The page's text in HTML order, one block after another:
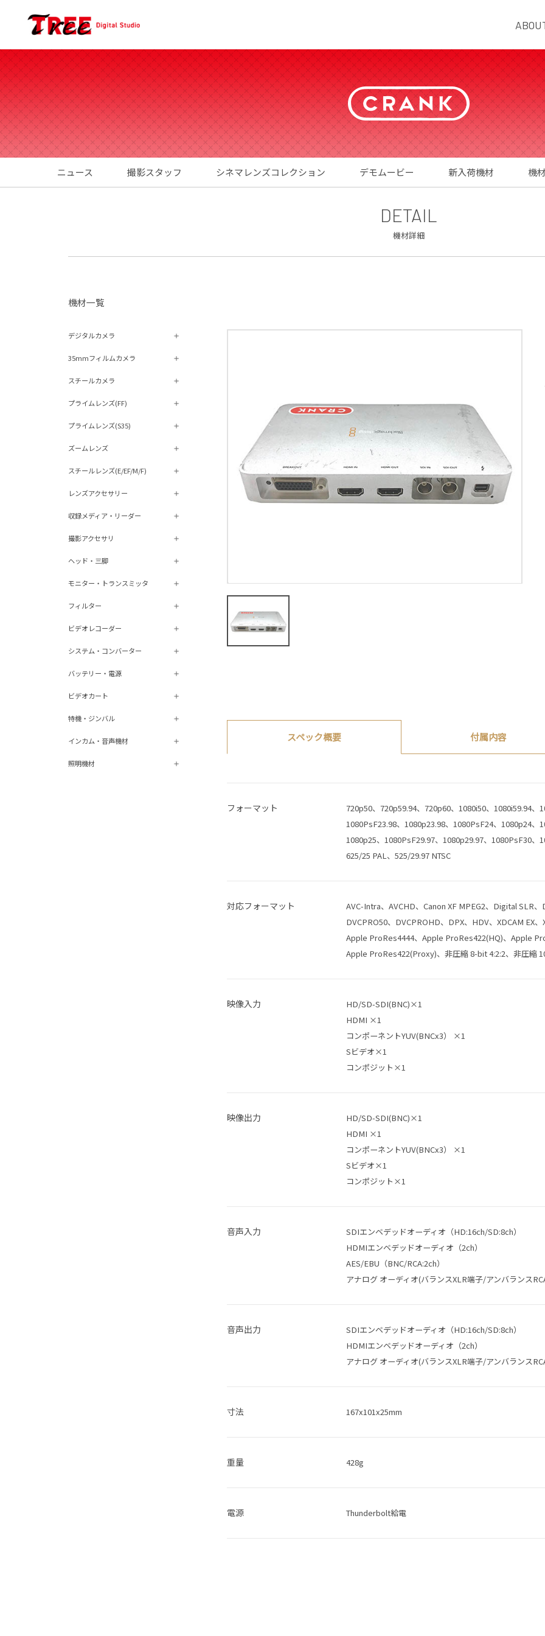
ニュース 撮影スタッフ シネマレンズコレクション デモムービー 新入荷機材 機
DETAIL
機材詳細
機材⼀覧
デジタルカメラ
35mmフィルムカメラ
スチールカメラ
プライムレンズ(FF)
プライムレンズ(S35)
ズームレンズ
スチールレンズ(E/EF/M/F)
レンズアクセサリー
収録メディア・リーダー
撮影アクセサリ
ヘッド・三脚
モニター・トランスミッタ
フィルター
ビデオレコーダー
システム・コンバーター
バッテリー・電源
ビデオカート
特機・ジンバル
インカム・音声機材
照明機材
スペック概要 付属内容
フォーマット
720p50、720p59.94、720p60、1080i50、1080i59.94、
1080PsF23.98、1080p23.98、1080PsF24、1080p24、
1080p25、1080PsF29.97、1080p29.97、1080PsF30、
625/25 PAL、525/29.97 NTSC
対応フォーマット
AVC-Intra、AVCHD、Canon XF MPEG2、Digital SLR、
DVCPRO50、DVCPROHD、DPX、HDV、XDCAM EX、
Apple ProRes4444、Apple ProRes422(HQ)、Apple
Apple ProRes422(Proxy)、非圧縮 8-bit 4:2:2、非圧縮
映像入力
HD/SD-SDI(BNC)×1
HDMI ×1
コンポーネントYUV(BNCx3） ×1
Sビデオ×1
コンポジット×1
映像出力
HD/SD-SDI(BNC)×1
HDMI ×1
コンポーネントYUV(BNCx3） ×1
Sビデオ×1
コンポジット×1
音声入力
SDIエンベデッドオーディオ（HD:16ch/SD:8ch）
HDMIエンベデッドオーディオ（2ch）
AES/EBU（BNC/RCA:2ch）
アナログ オーディオ(バランスXLR端子/アンバランス
音声出力
SDIエンベデッドオーディオ（HD:16ch/SD:8ch）
HDMIエンベデッドオーディオ（2ch）
アナログ オーディオ(バランスXLR端子/アンバランス
寸法 167x101x25mm
重量 428g
電源 Thunderbolt給電